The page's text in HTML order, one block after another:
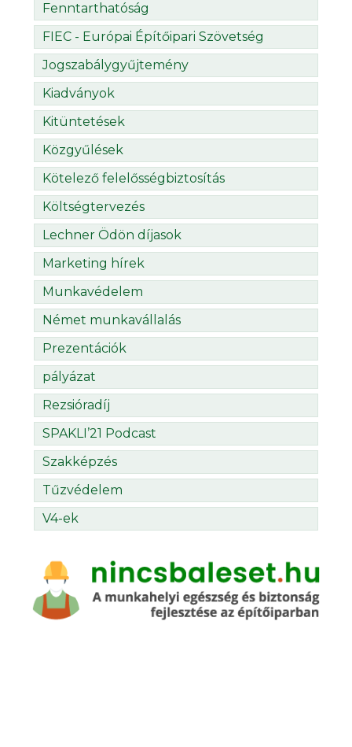
Fenntarthatóság
FIEC - Európai Építőipari Szövetség
Jogszabálygyűjtemény
Kiadványok
Kitüntetések
Közgyűlések
Kötelező felelősségbiztosítás
Költségtervezés
Lechner Ödön díjasok
Marketing hírek
Munkavédelem
Német munkavállalás
Prezentációk
pályázat
Rezsióradíj
SPAKLI’21 Podcast
Szakképzés
Tűzvédelem
V4-ek